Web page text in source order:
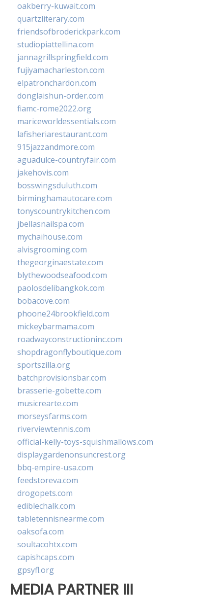
oakberry-kuwait.com
quartzliterary.com
friendsofbroderickpark.com
studiopiattellina.com
jannagrillspringfield.com
fujiyamacharleston.com
elpatronchardon.com
donglaishun-order.com
fiamc-rome2022.org
mariceworldessentials.com
lafisheriarestaurant.com
915jazzandmore.com
aguadulce-countryfair.com
jakehovis.com
bosswingsduluth.com
birminghamautocare.com
tonyscountrykitchen.com
jbellasnailspa.com
mychaihouse.com
alvisgrooming.com
thegeorginaestate.com
blythewoodseafood.com
paolosdelibangkok.com
bobacove.com
phoone24brookfield.com
mickeybarmama.com
roadwayconstructioninc.com
shopdragonflyboutique.com
sportszilla.org
batchprovisionsbar.com
brasserie-gobette.com
musicrearte.com
morseysfarms.com
riverviewtennis.com
official-kelly-toys-squishmallows.com
displaygardenonsuncrest.org
bbq-empire-usa.com
feedstoreva.com
drogopets.com
ediblechalk.com
tabletennisnearme.com
oaksofa.com
soultacohtx.com
capishcaps.com
gpsyfl.org
MEDIA PARTNER III